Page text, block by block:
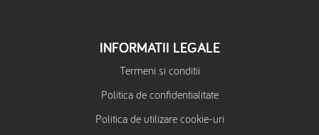
INFORMATII LEGALE
Termeni si conditii
Politica de confidentialitate
Politica de utilizare cookie-uri